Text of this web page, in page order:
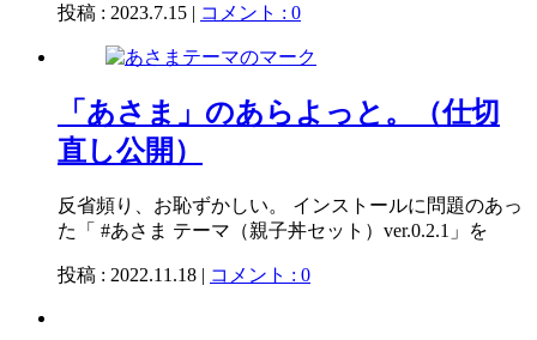
投稿 : 2023.7.15 | コメント : 0
「あさま」のあらよっと。（仕切
直し公開）
反省頻り、お恥ずかしい。 インストールに問題のあっ
た「 #あさま テーマ（親子丼セット）ver.0.2.1」を
投稿 : 2022.11.18 | コメント : 0